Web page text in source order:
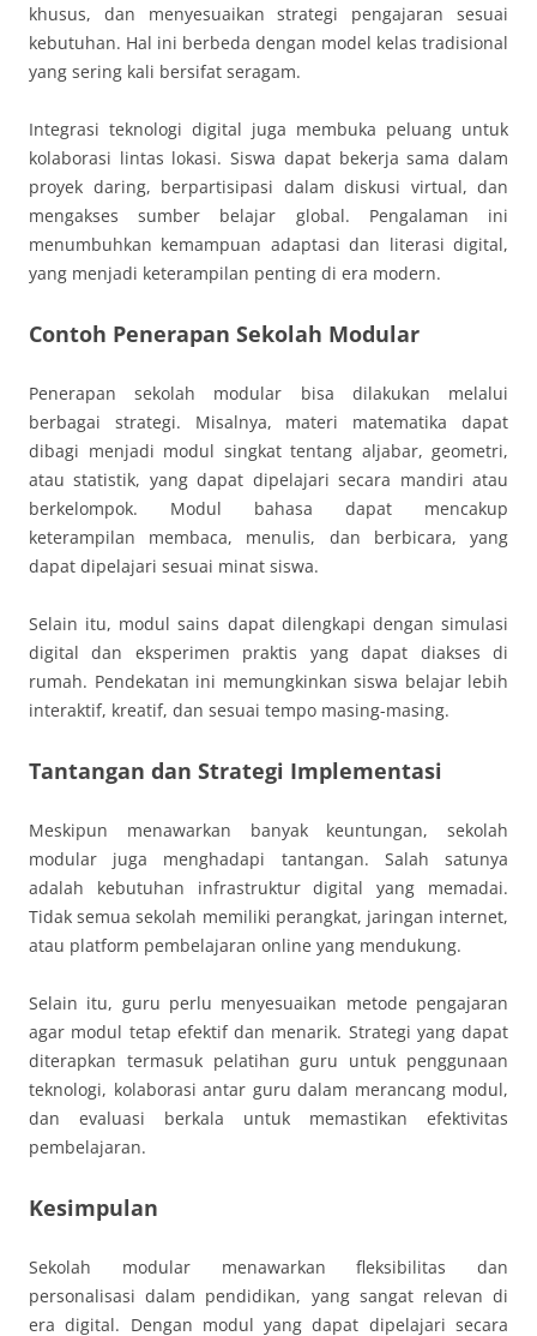
khusus, dan menyesuaikan strategi pengajaran sesuai
kebutuhan. Hal ini berbeda dengan model kelas tradisional
yang sering kali bersifat seragam.
Integrasi teknologi digital juga membuka peluang untuk
kolaborasi lintas lokasi. Siswa dapat bekerja sama dalam
proyek daring, berpartisipasi dalam diskusi virtual, dan
mengakses sumber belajar global. Pengalaman ini
menumbuhkan kemampuan adaptasi dan literasi digital,
yang menjadi keterampilan penting di era modern.
Contoh Penerapan Sekolah Modular
Penerapan sekolah modular bisa dilakukan melalui
berbagai strategi. Misalnya, materi matematika dapat
dibagi menjadi modul singkat tentang aljabar, geometri,
atau statistik, yang dapat dipelajari secara mandiri atau
berkelompok. Modul bahasa dapat mencakup
keterampilan membaca, menulis, dan berbicara, yang
dapat dipelajari sesuai minat siswa.
Selain itu, modul sains dapat dilengkapi dengan simulasi
digital dan eksperimen praktis yang dapat diakses di
rumah. Pendekatan ini memungkinkan siswa belajar lebih
interaktif, kreatif, dan sesuai tempo masing-masing.
Tantangan dan Strategi Implementasi
Meskipun menawarkan banyak keuntungan, sekolah
modular juga menghadapi tantangan. Salah satunya
adalah kebutuhan infrastruktur digital yang memadai.
Tidak semua sekolah memiliki perangkat, jaringan internet,
atau platform pembelajaran online yang mendukung.
Selain itu, guru perlu menyesuaikan metode pengajaran
agar modul tetap efektif dan menarik. Strategi yang dapat
diterapkan termasuk pelatihan guru untuk penggunaan
teknologi, kolaborasi antar guru dalam merancang modul,
dan evaluasi berkala untuk memastikan efektivitas
pembelajaran.
Kesimpulan
Sekolah modular menawarkan fleksibilitas dan
personalisasi dalam pendidikan, yang sangat relevan di
era digital. Dengan modul yang dapat dipelajari secara